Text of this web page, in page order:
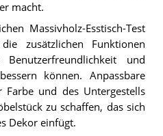
macht.
Massivholz-Esstisch-Test
zusätzlichen Funktionen
und
können. Anpassbare
und des Untergestells
zu schaffen, das sich
Dekor einfügt.